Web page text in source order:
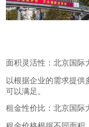
面积灵活性：北京国际
以根据企业的需求提供
可以满足。
租金性价比：北京国际
租金价格根据不同面积